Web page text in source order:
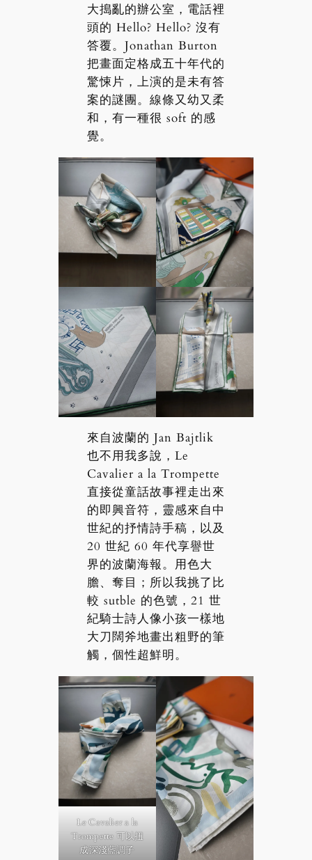
大搗亂的辦公室，電話裡
頭的 Hello? Hello? 沒有
答覆。Jonathan Burton
把畫面定格成五十年代的
驚悚片，上演的是未有答
案的謎團。線條又幼又柔
和，有一種很 soft 的感
覺。
來自波蘭的 Jan Bajtlik
也不用我多說，Le
Cavalier a la Trompette
直接從童話故事裡走出來
的即興音符，靈感來自中
世紀的抒情詩手稿，以及
20 世紀 60 年代享譽世
界的波蘭海報。用色大
膽、奪目；所以我挑了比
較 sutble 的色號，21 世
紀騎士詩人像小孩一樣地
大刀闊斧地畫出粗野的筆
觸，個性超鮮明。
Le Cavalier a la
Trompette 可以扭
成深淺藍調子